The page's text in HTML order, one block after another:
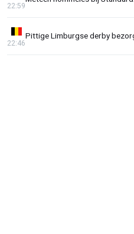
22:59
Pittige Limburgse derby
22:46